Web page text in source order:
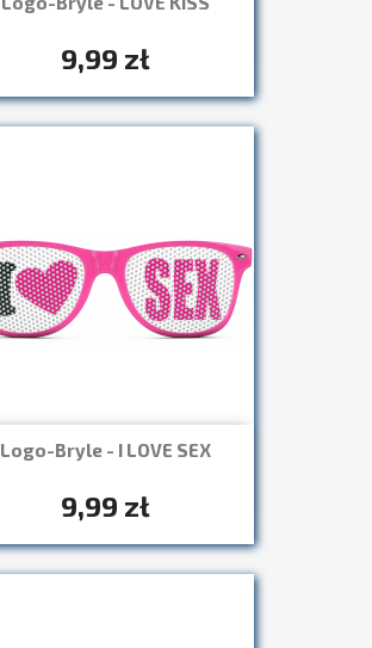
9,99 zł
Szybki podgląd
Logo-Bryle - I LOVE SEX
9,99 zł
Szybki podgląd